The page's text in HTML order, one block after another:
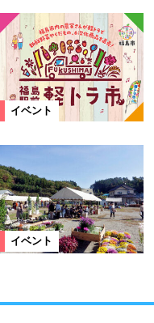
イベント
イベント